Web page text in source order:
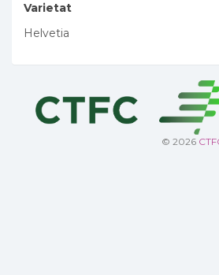
Varietat
Helvetia
© 2026